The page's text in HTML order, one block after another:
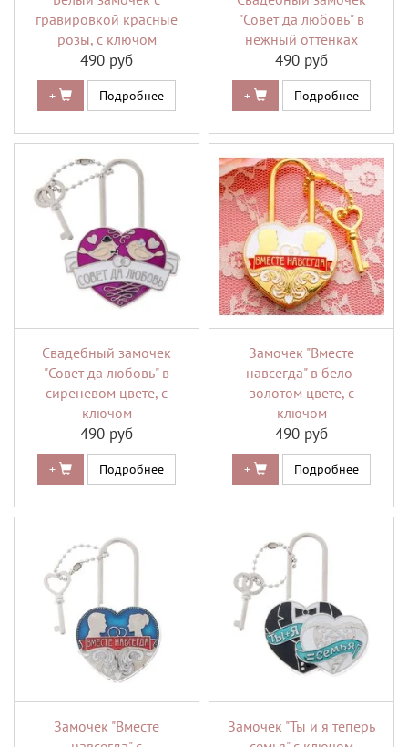
гравировкой красные
розы, с ключом
490 руб
+ Подробнее
"Совет да любовь" в
нежный оттенках
490 руб
+ Подробнее
Свадебный замочек
"Совет да любовь" в
сиреневом цвете, с
ключом
490 руб
+ Подробнее
Замочек "Вместе
навсегда" в бело-
золотом цвете, с
ключом
490 руб
+ Подробнее
Замочек "Вместе
Замочек "Ты и я теперь